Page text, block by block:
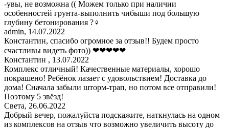
-увы, не возможна (( Можем только при наличии
особенностей грунта-выполнить чибыши под большую
глубину бетонирования ?‍♀
admin, 14.07.2022
Константин, спасибо огромное за отзыв!! Будем просто
счастливы видеть фото)) ❤❤❤❤❤
Константин , 13.07.2022
Комплекс отличный! Качественные материалы, хорошо
покрашено! Ребёнок лазает с удовольствием! Доставка до
дома! Сначала забыли шторм-трап, но потом все отправили!
Поэтому 5 звёзд!
Света, 26.06.2022
Добрый вечер, пожалуйста подскажите, наткнулась на одном
из комплексов на отзыв что возможно увеличить высоту до